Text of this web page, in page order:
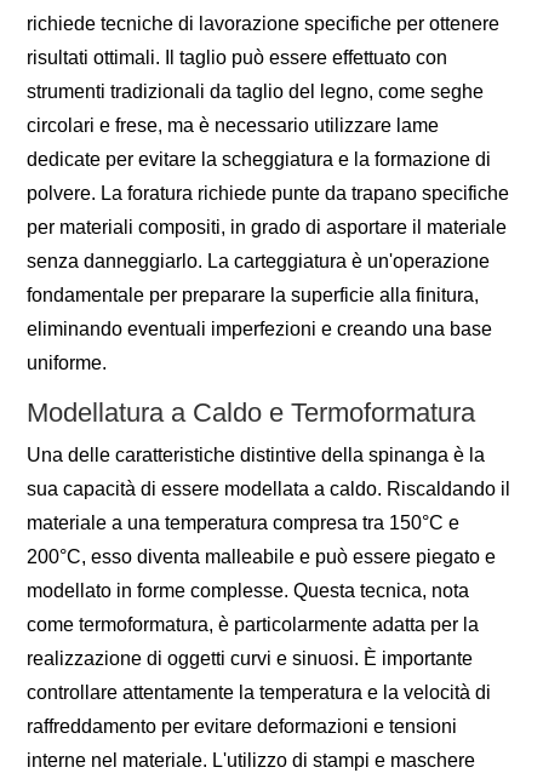
richiede tecniche di lavorazione specifiche per ottenere
risultati ottimali. Il taglio può essere effettuato con
strumenti tradizionali da taglio del legno, come seghe
circolari e frese, ma è necessario utilizzare lame
dedicate per evitare la scheggiatura e la formazione di
polvere. La foratura richiede punte da trapano specifiche
per materiali compositi, in grado di asportare il materiale
senza danneggiarlo. La carteggiatura è un'operazione
fondamentale per preparare la superficie alla finitura,
eliminando eventuali imperfezioni e creando una base
uniforme.
Modellatura a Caldo e Termoformatura
Una delle caratteristiche distintive della spinanga è la
sua capacità di essere modellata a caldo. Riscaldando il
materiale a una temperatura compresa tra 150°C e
200°C, esso diventa malleabile e può essere piegato e
modellato in forme complesse. Questa tecnica, nota
come termoformatura, è particolarmente adatta per la
realizzazione di oggetti curvi e sinuosi. È importante
controllare attentamente la temperatura e la velocità di
raffreddamento per evitare deformazioni e tensioni
interne nel materiale. L'utilizzo di stampi e maschere